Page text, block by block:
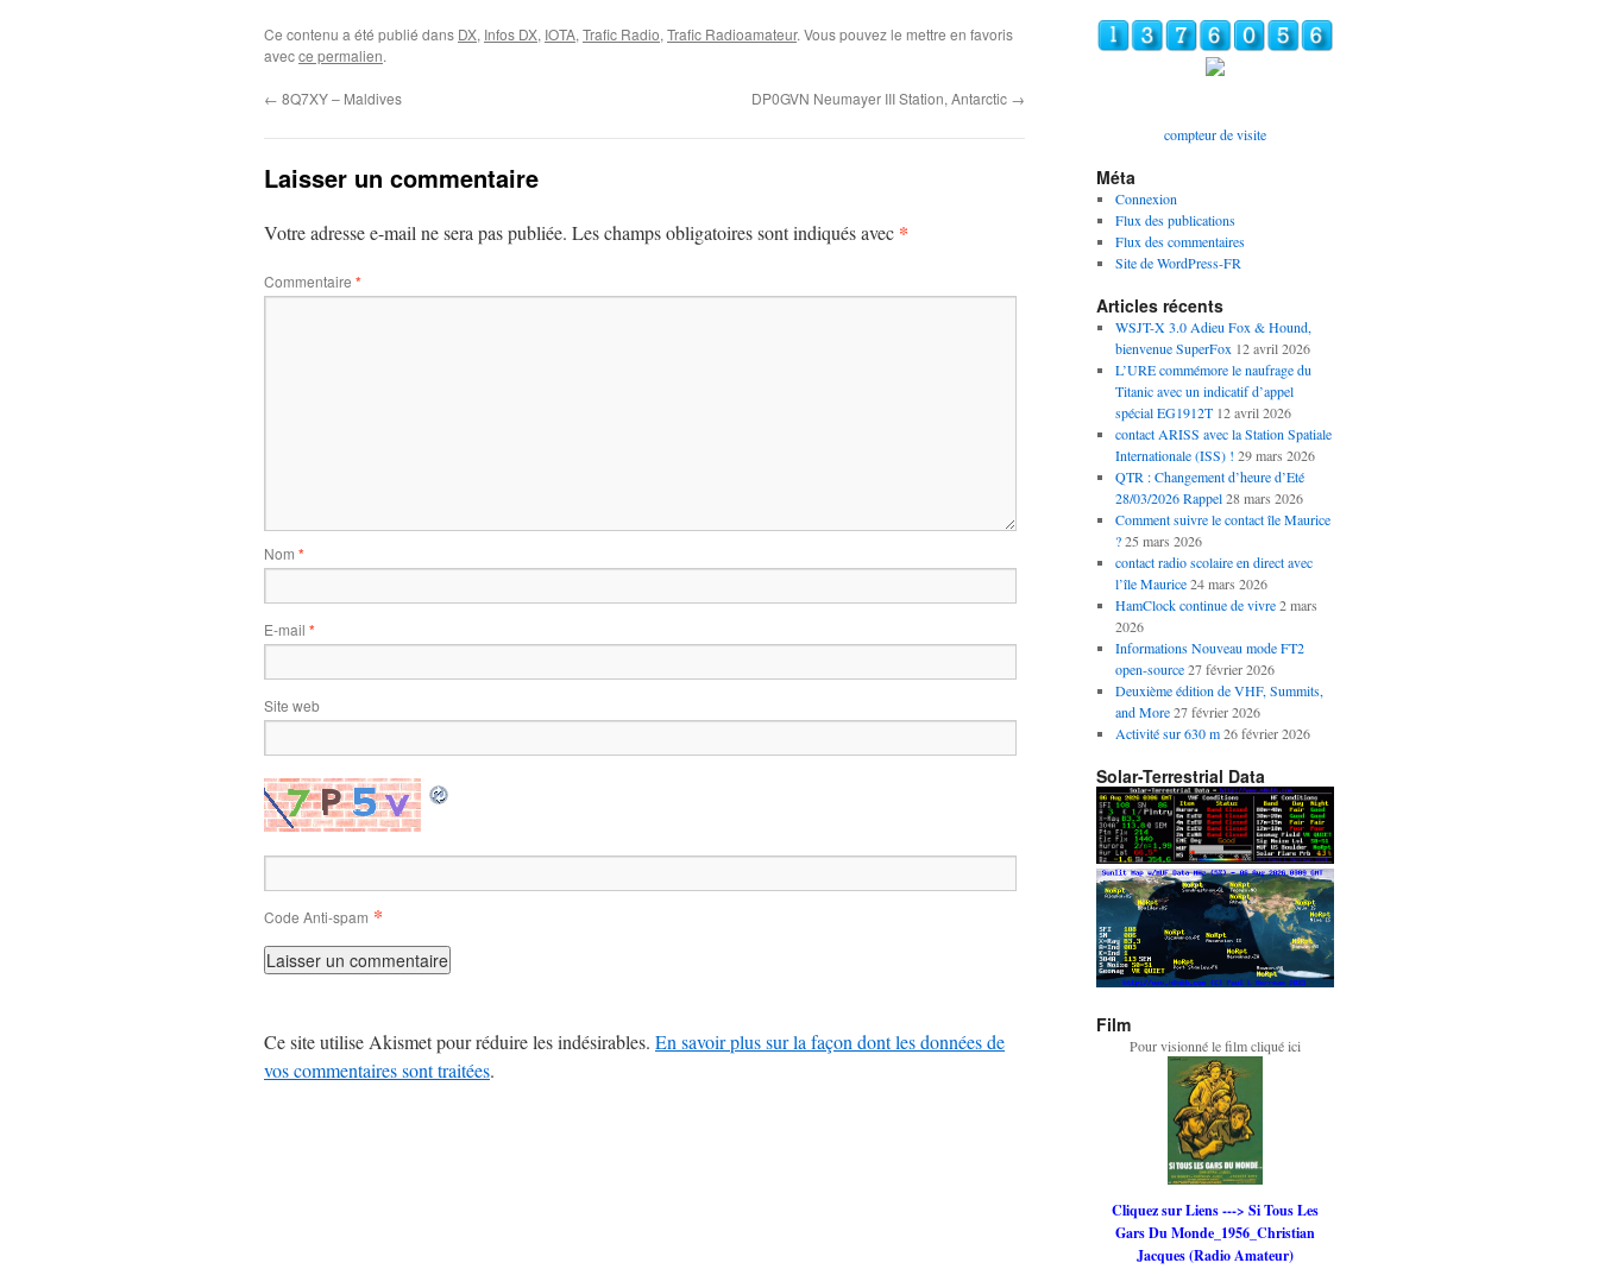
Ce contenu a été publié dans DX, Infos DX, IOTA, Trafic Radio, Trafic Radioamateur. Vous pouvez le mettre en favoris
avecce permalien.
← 8Q7XY – Maldives DP0GVN Neumayer III Station, Antarctic →
Laisser un commentaire
Votre adresse e-mail ne sera pas publiée. Les champs obligatoires sont indiqués avec *
Commentaire *
Nom *
E-mail *
Site web
Code Anti-spam *
Ce site utilise Akismet pour réduire les indésirables. En savoir plus sur la façon dont les données de
vos commentaires sont traitées.
compteur de visite
Méta
Connexion
Flux des publications
Flux des commentaires
Site de WordPress-FR
Articles récents
WSJT-X 3.0 Adieu Fox & Hound,
bienvenue SuperFox 12 avril 2026
L’URE commémore le naufrage du
Titanic avec un indicatif d’appel
spécial EG1912T 12 avril 2026
contact ARISS avec la Station Spatiale
Internationale (ISS) ! 29 mars 2026
QTR : Changement d’heure d’Eté
28/03/2026 Rappel 28 mars 2026
Comment suivre le contact île Maurice
? 25 mars 2026
contact radio scolaire en direct avec
l’île Maurice 24 mars 2026
HamClock continue de vivre 2 mars
2026
Informations Nouveau mode FT2
open-source 27 février 2026
Deuxième édition de VHF, Summits,
and More 27 février 2026
Activité sur 630 m 26 février 2026
Solar-Terrestrial Data
Film
Pour visionné le film cliqué ici
Cliquez sur Liens ---> Si Tous Les
Gars Du Monde_1956_Christian
Jacques (Radio Amateur)